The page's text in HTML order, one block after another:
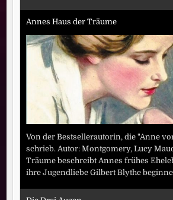
Annes Haus der Träume
Von der Bestsellerautorin, die "Anne
schrieb. Autor: Montgomery, Lucy
Träume beschreibt Annes frühes
ihre Jugendliebe Gilbert Blythe